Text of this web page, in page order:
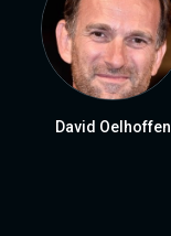
David Oelhoffen